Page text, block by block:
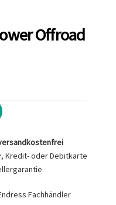
Offroad
Kredit- oder Debitkarte
Fachhändler